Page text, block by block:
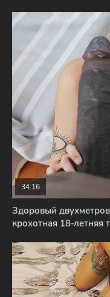
Здоровый
крохотная 18-летняя
34:16